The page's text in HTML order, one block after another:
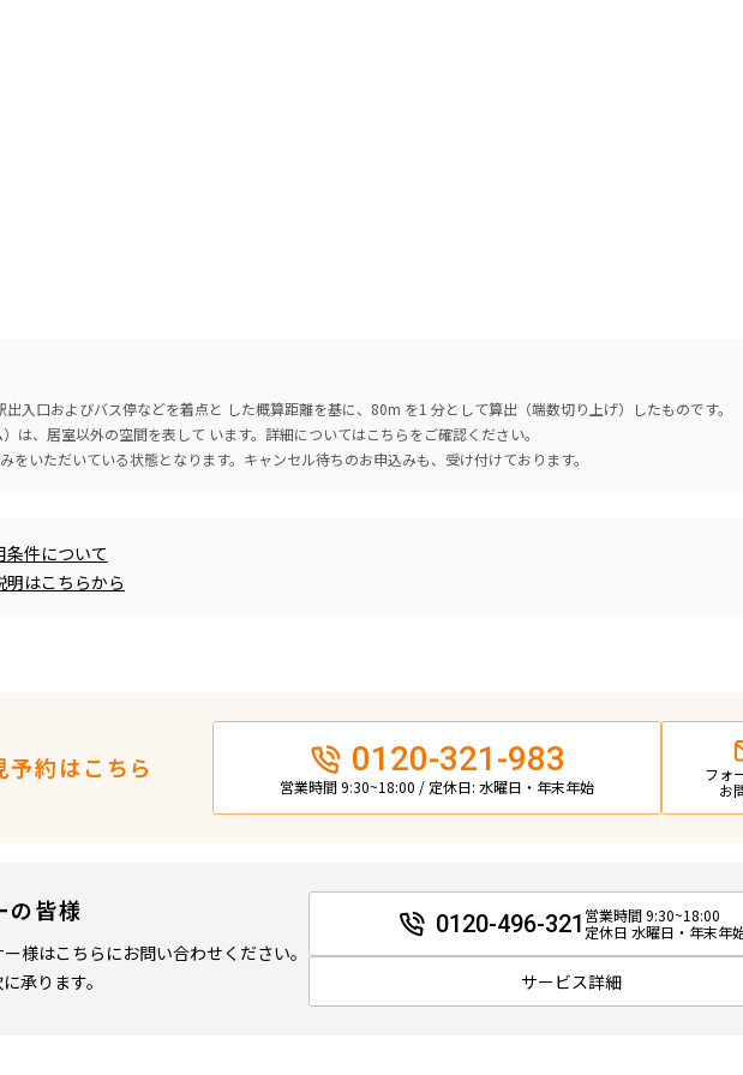
入口およびバス停などを着点と した概算距離を基に、80m を1 分として算出（端数切り上げ）したものです。
は、居室以外の空間を表して います。詳細についてはこちらをご確認ください。
をいただいている状態となります。キャンセル待ちのお申込みも、受け付けております。
件について
はこちらから
約はこちら 0120-321-983
営業時間 9:30~18:00 / 定休日: 水曜日・年末年始
フォ
お
の皆様
様はこちらにお問い合わせください。
承ります。
0120-496-321 営業時間 9:30~18:00
定休日 水曜日・年末年
サービス詳細